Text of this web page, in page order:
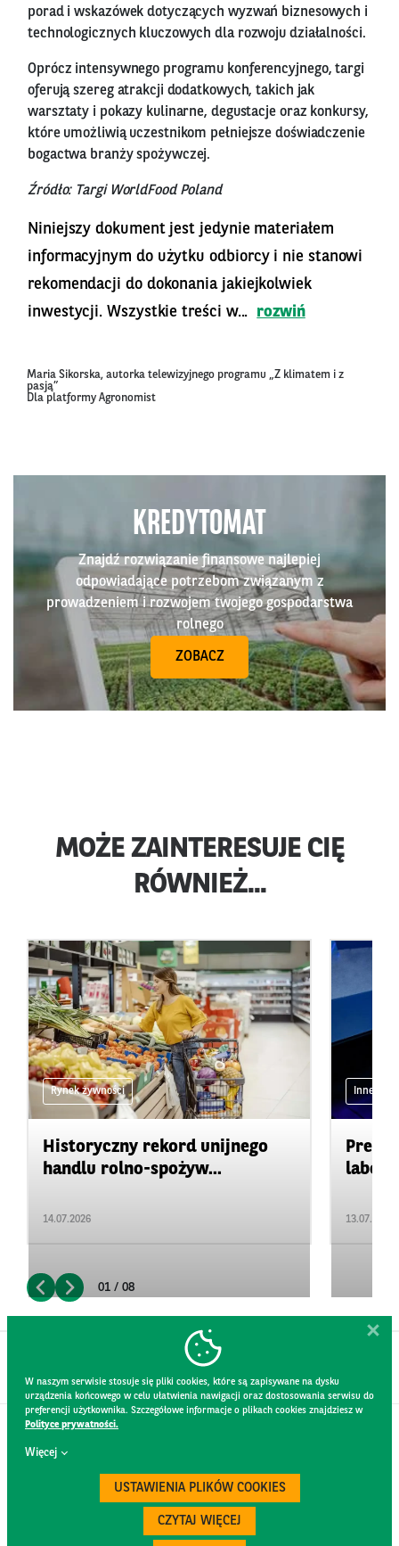
porad i wskazówek dotyczących wyzwań biznesowych i
technologicznych kluczowych dla rozwoju działalności.
Oprócz intensywnego programu konferencyjnego, targi
oferują szereg atrakcji dodatkowych, takich jak
warsztaty i pokazy kulinarne, degustacje oraz konkursy,
które umożliwią uczestnikom pełniejsze doświadczenie
bogactwa branży spożywczej.
Źródło: Targi WorldFood Poland
Niniejszy dokument jest jedynie materiałem
informacyjnym do użytku odbiorcy i nie stanowi
rekomendacji do dokonania jakiejkolwiek
inwestycji. Wszystkie treści w...
rozwiń
Maria Sikorska, autorka telewizyjnego programu „Z klimatem i z
pasją”
Dla platformy Agronomist
KREDYTOMAT
Znajdź rozwiązanie finansowe najlepiej
odpowiadające potrzebom związanym z
prowadzeniem i rozwojem twojego gospodarstwa
rolnego
ZOBACZ
MOŻE ZAINTERESUJE CIĘ
RÓWNIEŻ...
Rynek żywności
Historyczny rekord unijnego
handlu rolno-spożyw...
14.07.2026
Inne
13.07.2026
01 / 08
W naszym serwisie stosuje się pliki cookies, które są zapisywane na dysku
urządzenia końcowego w celu ułatwienia nawigacji oraz dostosowania serwisu do
preferencji użytkownika. Szczegółowe informacje o plikach cookies znajdziesz w
Polityce prywatności.
Więcej
USTAWIENIA PLIKÓW COOKIES
CZYTAJ WIĘCEJ
REGULAMIN STRONY
POLITYKA PRYWATNOŚCI